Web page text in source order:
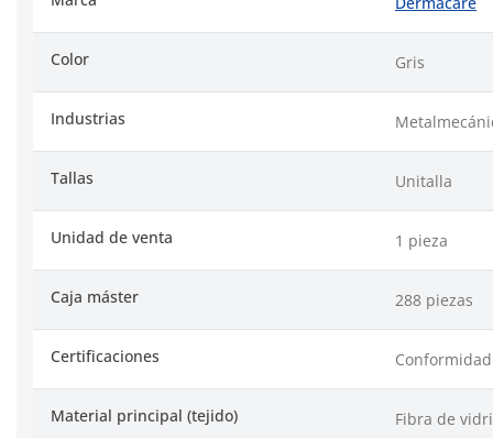
Color Gris
Industrias
Tallas Unitalla
Unidad de venta 1 pieza
Caja máster 288 piezas
Certificaciones
Material principal (tejido) Fibra de